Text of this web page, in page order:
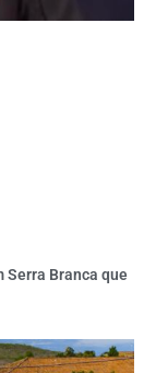
Serra Branca que